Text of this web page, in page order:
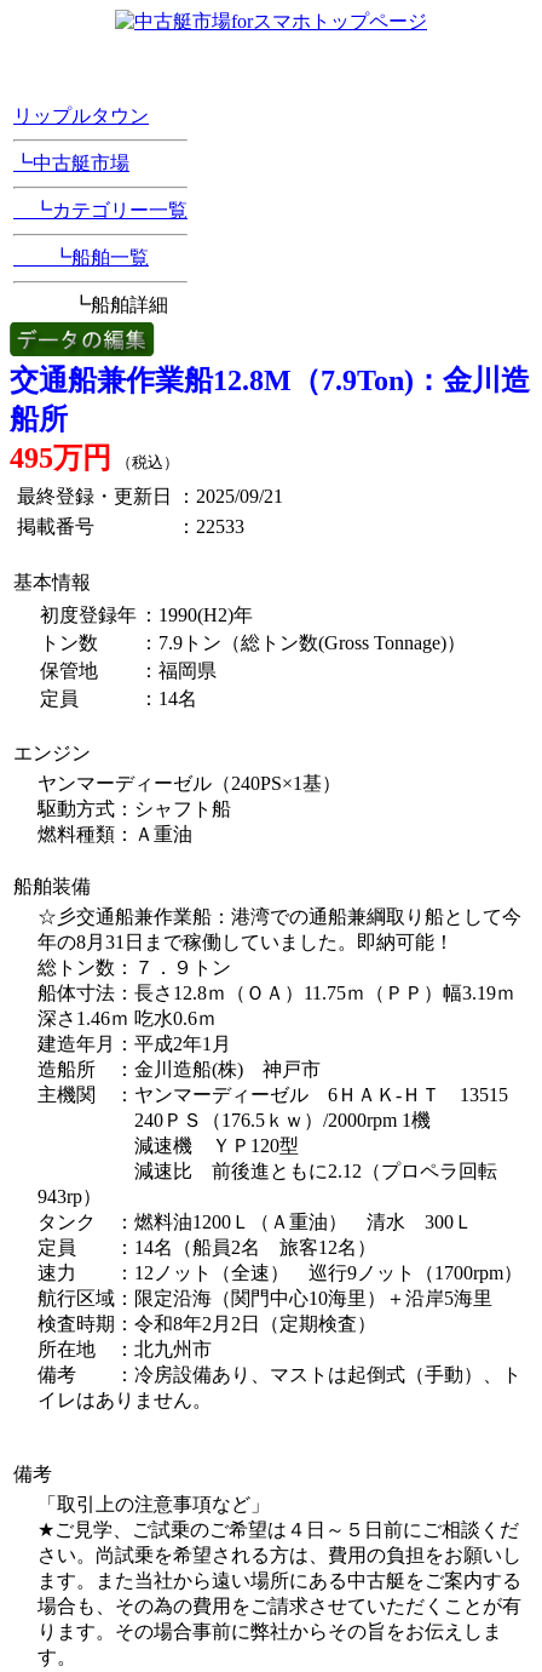
リップルタウン
┗中古艇市場
┗カテゴリー一覧
┗船舶一覧
┗船舶詳細
交通船兼作業船12.8M（7.9Ton)：金川造
船所
495万円
（税込）
最終登録・更新日
：2025/09/21
掲載番号
：22533
基本情報
初度登録年 ：1990(H2)年
トン数
：7.9トン（総トン数(Gross Tonnage)）
保管地
：福岡県
定員
：14名
エンジン
ヤンマーディーゼル（240PS×1基）
駆動方式：シャフト船
燃料種類：Ａ重油
船舶装備
☆彡交通船兼作業船：港湾での通船兼綱取り船として今
年の8月31日まで稼働していました。即納可能！
総トン数：７．９トン
船体寸法：長さ12.8ｍ（ＯＡ）11.75ｍ（ＰＰ）幅3.19ｍ
深さ1.46ｍ 吃水0.6ｍ
建造年月：平成2年1月
造船所 ：金川造船(株) 神戸市
主機関 ：ヤンマーディーゼル 6ＨＡＫ-ＨＴ 13515
240ＰＳ（176.5ｋｗ）/2000rpm 1機
減速機 ＹＰ120型
減速比 前後進ともに2.12（プロペラ回転
943rp）
タンク ：燃料油1200Ｌ（Ａ重油） 清水 300Ｌ
定員 ：14名（船員2名 旅客12名）
速力 ：12ノット（全速） 巡行9ノット（1700rpm）
航行区域：限定沿海（関門中心10海里）＋沿岸5海里
検査時期：令和8年2月2日（定期検査）
所在地 ：北九州市
備考 ：冷房設備あり、マストは起倒式（手動）、ト
イレはありません。
備考
「取引上の注意事項など」
★ご見学、ご試乗のご希望は４日～５日前にご相談くだ
さい。尚試乗を希望される方は、費用の負担をお願いし
ます。また当社から遠い場所にある中古艇をご案内する
場合も、その為の費用をご請求させていただくことが有
ります。その場合事前に弊社からその旨をお伝えしま
す。